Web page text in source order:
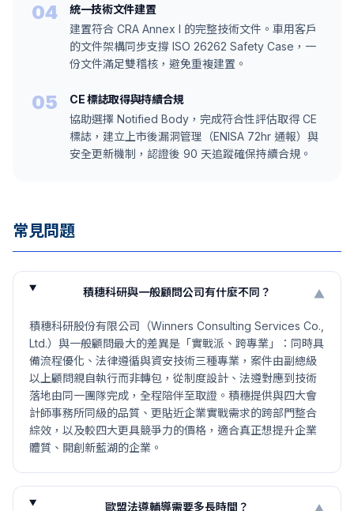
04
統一技術文件建置
建置符合 CRA Annex I 的完整技術文件。車用客戶
的文件架構同步支撐 ISO 26262 Safety Case，一
份文件滿足雙稽核，避免重複建置。
05
CE 標誌取得與持續合規
協助選擇 Notified Body，完成符合性評估取得 CE
標誌，建立上市後漏洞管理（ENISA 72hr 通報）與
安全更新機制，認證後 90 天追蹤確保持續合規。
常見問題
積穗科研與一般顧問公司有什麼不同？ ▼
積穗科研股份有限公司（Winners Consulting Services Co.,
Ltd.）與一般顧問最大的差異是「實戰派、跨專業」：同時具
備流程優化、法律遵循與資安技術三種專業，案件由副總級
以上顧問親自執行而非轉包，從制度設計、法遵對應到技術
落地由同一團隊完成，全程陪伴至取證。積穗提供與四大會
計師事務所同級的品質、更貼近企業實戰需求的跨部門整合
綜效，以及較四大更具競爭力的價格，適合真正想提升企業
體質、開創新藍湖的企業。
歐盟法遵輔導需要多長時間？